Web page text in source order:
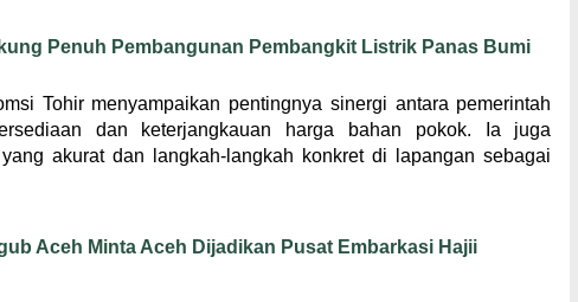
Penuh Pembangunan Pembangkit Listrik Panas Bumi
Tohir menyampaikan pentingnya sinergi antara pemerintah
dan keterjangkauan harga bahan pokok. Ia juga
akurat dan langkah-langkah konkret di lapangan sebagai
Aceh Minta Aceh Dijadikan Pusat Embarkasi Hajii